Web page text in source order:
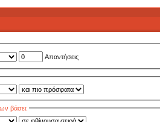
Απαντήσεις
Ταξινόμηση αποτελεσμάτων βάσει: